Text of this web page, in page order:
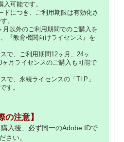
可能です。
ドにつき、ご利用期限は有効化さ
。
以外のご利用期間でのご購入を
『教育機関向けライセンス』を
で、ご利用期間12ヶ月、24ヶ
ヶ月ライセンスのご購入も可能で
で、永続ライセンスの「TLP」
す。
の注意】
入後、必ず同一のAdobe IDで
さい。